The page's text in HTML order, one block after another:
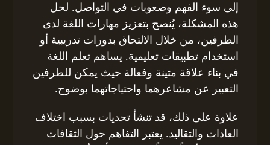
إلى سوء الفهم وصعوبات في التواصل. لحل
هذه المشكلة، يُنصح بتعزيز مهارات اللغة لدى
الطرفين، من خلال الالتحاق بدورات تدريبية أو
استخدام تطبيقات تعليمية. يساهم تعلم اللغة
في بناء علاقة متينة وفعالة حيث يمكن للطرفين
التعبير عن مشاعرهما واحتياجاتهما بوضوح.
علاوة على ذلك، قد تنشأ تحديات بسبب اختلاف
العادات والتقاليد. يعتبر التفاهم حول الثقافات